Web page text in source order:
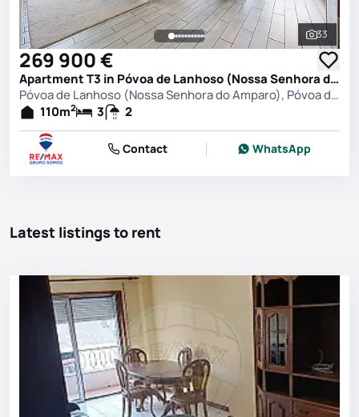
See all
33
269 900 €
Apartment T3 in Póvoa de Lanhoso (Nossa Senhora do Amparo), Póvoa de Lanhoso
Póvoa de Lanhoso (Nossa Senhora do Amparo), Póvoa de Lanhoso
110m2 3 2
Contact WhatsApp
Latest listings to rent